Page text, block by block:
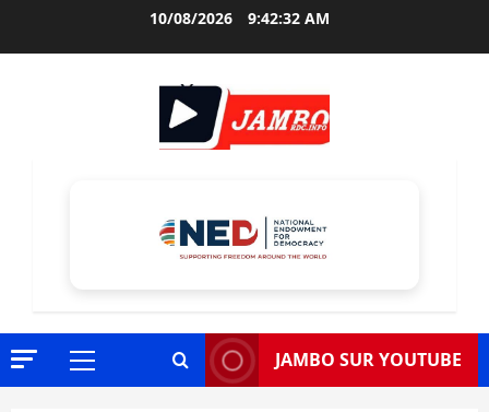
10/08/2026 9:42:33 AM
Menu
JAMBO SUR YOUTUBE